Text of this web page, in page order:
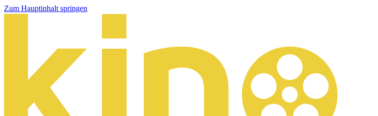
Zum Hauptinhalt springen